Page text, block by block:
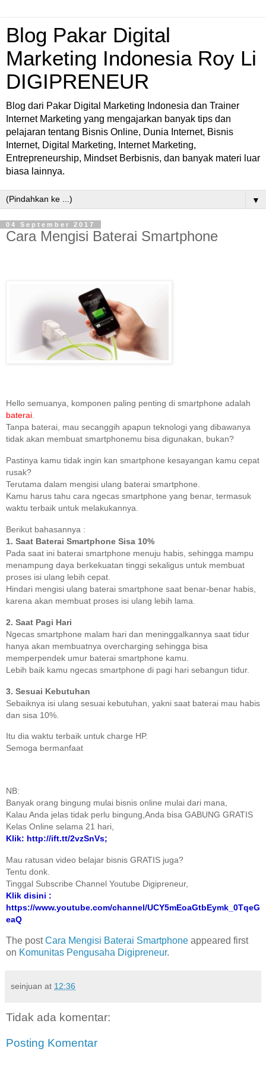
Blog Pakar Digital
Marketing Indonesia Roy Li
DIGIPRENEUR
Blog dari Pakar Digital Marketing Indonesia dan Trainer
Internet Marketing yang mengajarkan banyak tips dan
pelajaran tentang Bisnis Online, Dunia Internet, Bisnis
Internet, Digital Marketing, Internet Marketing,
Entrepreneurship, Mindset Berbisnis, dan banyak materi luar
biasa lainnya.
▼
04 September 2017
Cara Mengisi Baterai Smartphone
Hello semuanya, komponen paling penting di smartphone adalah
baterai.
Tanpa baterai, mau secanggih apapun teknologi yang dibawanya
tidak akan membuat smartphonemu bisa digunakan, bukan?
Pastinya kamu tidak ingin kan smartphone kesayangan kamu cepat
rusak?
Terutama dalam mengisi ulang baterai smartphone.
Kamu harus tahu cara ngecas smartphone yang benar, termasuk
waktu terbaik untuk melakukannya.
Berikut bahasannya :
1. Saat Baterai Smartphone Sisa 10%
Pada saat ini baterai smartphone menuju habis, sehingga mampu
menampung daya berkekuatan tinggi sekaligus untuk membuat
proses isi ulang lebih cepat.
Hindari mengisi ulang baterai smartphone saat benar-benar habis,
karena akan membuat proses isi ulang lebih lama.
2. Saat Pagi Hari
Ngecas smartphone malam hari dan meninggalkannya saat tidur
hanya akan membuatnya overcharging sehingga bisa
memperpendek umur baterai smartphone kamu.
Lebih baik kamu ngecas smartphone di pagi hari sebangun tidur.
3. Sesuai Kebutuhan
Sebaiknya isi ulang sesuai kebutuhan, yakni saat baterai mau habis
dan sisa 10%.
Itu dia waktu terbaik untuk charge HP.
Semoga bermanfaat
NB:
Banyak orang bingung mulai bisnis online mulai dari mana,
Kalau Anda jelas tidak perlu bingung,Anda bisa GABUNG GRATIS
Kelas Online selama 21 hari,
Klik: http://ift.tt/2vzSnVs;
Mau ratusan video belajar bisnis GRATIS juga?
Tentu donk.
Tinggal Subscribe Channel Youtube Digipreneur,
Klik disini :
https://www.youtube.com/channel/UCY5mEoaGtbEymk_0TqeG
eaQ
The postCara Mengisi Baterai Smartphone appeared first
on Komunitas Pengusaha Digipreneur.
seinjuan at 12:36
Tidak ada komentar:
Posting Komentar